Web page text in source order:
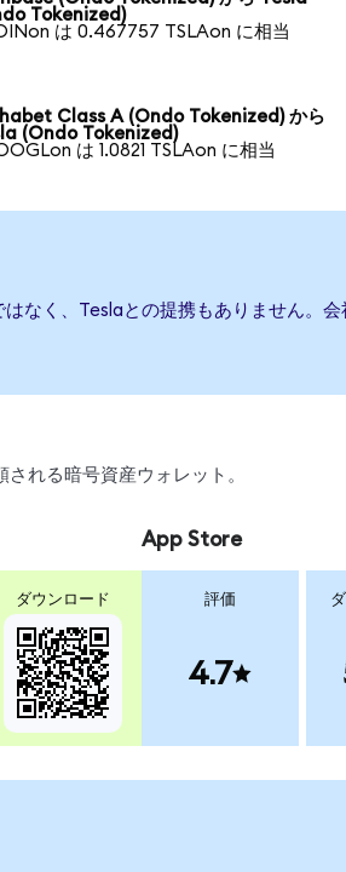
Tokenized)
は 0.467757 TSLAon に相当
Class A (Ondo Tokenized) から
(Ondo Tokenized)
は 1.0821 TSLAon に相当
なく、Teslaとの提携もありません。
れる暗号資産ウォレット。
ダウンロード
App Store
評価
4.7